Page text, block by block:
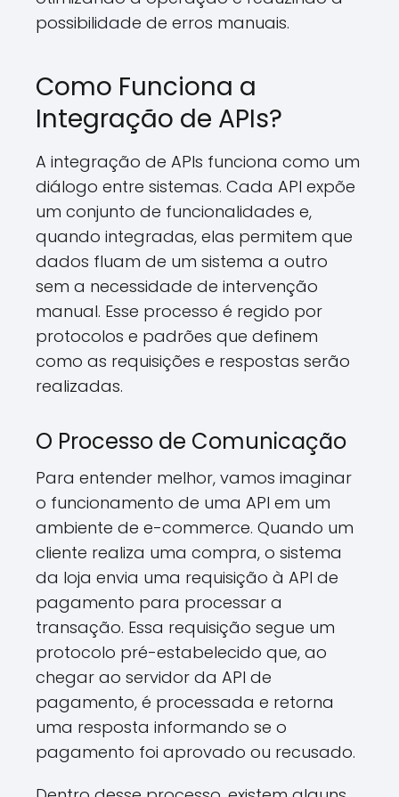
possibilidade de erros manuais.
Como Funciona a
Integração de APIs?
A integração de APIs funciona como um
diálogo entre sistemas. Cada API expõe
um conjunto de funcionalidades e,
quando integradas, elas permitem que
dados fluam de um sistema a outro
sem a necessidade de intervenção
manual. Esse processo é regido por
protocolos e padrões que definem
como as requisições e respostas serão
realizadas.
O Processo de Comunicação
Para entender melhor, vamos imaginar
o funcionamento de uma API em um
ambiente de e-commerce. Quando um
cliente realiza uma compra, o sistema
da loja envia uma requisição à API de
pagamento para processar a
transação. Essa requisição segue um
protocolo pré-estabelecido que, ao
chegar ao servidor da API de
pagamento, é processada e retorna
uma resposta informando se o
pagamento foi aprovado ou recusado.